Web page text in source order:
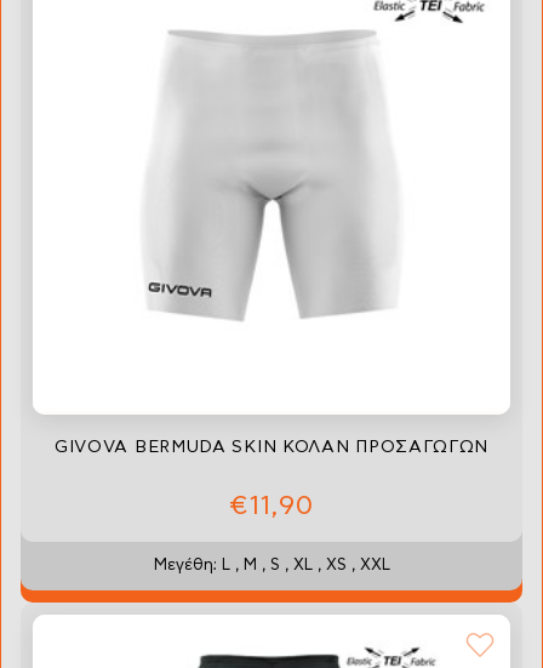
GIVOVA BERMUDA SKIN ΚΟΛΑΝ ΠΡΟΣΑΓΩΓΩΝ
€11,90
Μεγέθη: L , M , S , XL , XS , XXL